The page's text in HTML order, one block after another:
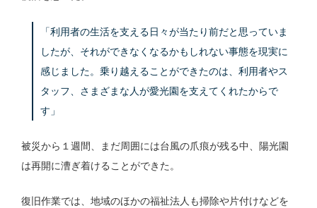
「利用者の生活を支える日々が当たり前だと思っていま
したが、それができなくなるかもしれない事態を現実に
感じました。乗り越えることができたのは、利用者やス
タッフ、さまざまな人が愛光園を支えてくれたからで
す」
被災から１週間、まだ周囲には台風の爪痕が残る中、陽光園
は再開に漕ぎ着けることができた。
復旧作業では、地域のほかの福祉法人も掃除や片付けなどを